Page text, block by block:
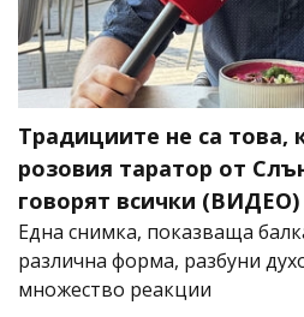
Традициите не са това,
розовия таратор от
говорят всички (ВИДЕО)
Една снимка, показваща
различна форма, разбуни
множество реакции